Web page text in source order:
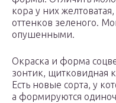
кора у них
оттенков зеленого.
опушенными.
Окраска и форма
зонтик, щитковидная
Есть новые сорта, у
а формируются